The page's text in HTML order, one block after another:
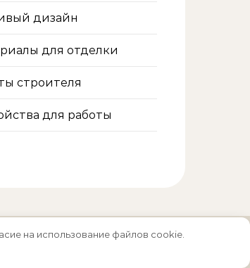
дизайн
для отделки
строителя
для работы
на использование файлов cookie.